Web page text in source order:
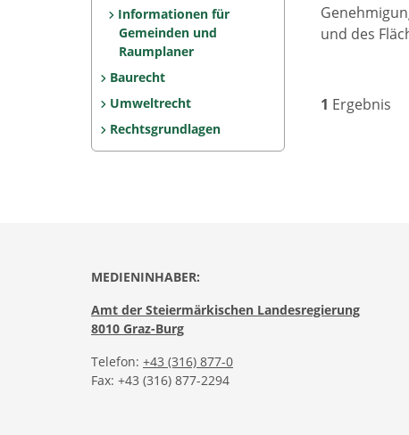
Informationen für
Gemeinden und
Raumplaner
Baurecht
Umweltrecht
Rechtsgrundlagen
und des
1 Ergebnis
MEDIENINHABER:
Amt der Steiermärkischen Landesregierung
8010 Graz-Burg
Telefon: +43 (316) 877-0
Fax: +43 (316) 877-2294